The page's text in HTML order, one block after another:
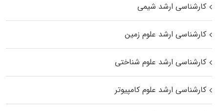
کارشناسی ارشد شیمی
کارشناسی ارشد علوم زمین
کارشناسی ارشد علوم شناختی
کارشناسی ارشد علوم کامپیوتر